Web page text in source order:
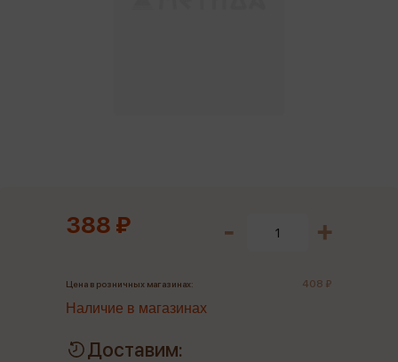
388 ₽
Цена в розничных магазинах: 408 ₽
Наличие в магазинах
Доставим: